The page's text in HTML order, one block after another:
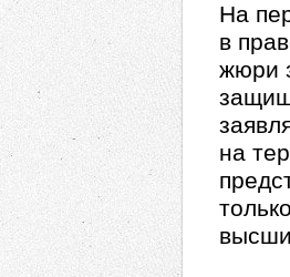
На
в
жюри
на